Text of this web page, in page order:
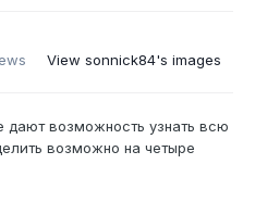
View sonnick84's images
дают возможность узнать всю
возможно на четыре